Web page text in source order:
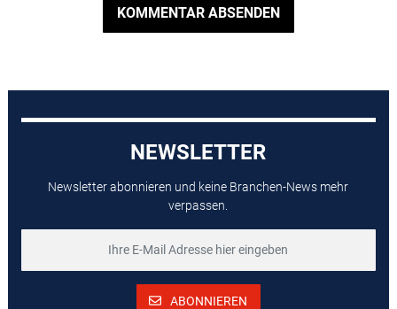
KOMMENTAR ABSENDEN
NEWSLETTER
Newsletter abonnieren und keine Branchen-News mehr
verpassen.
ABONNIEREN